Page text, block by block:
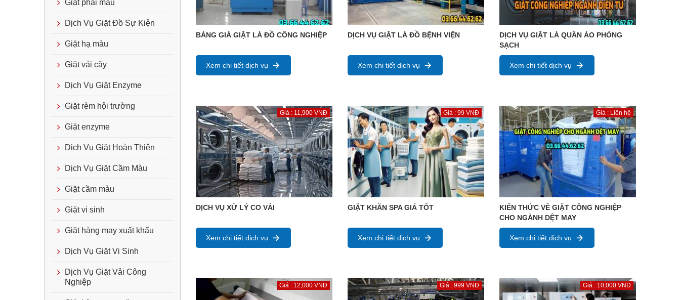
BẢNG GIÁ GIẶT LÀ ĐỒ CÔNG NGHIỆP
Xem chi tiết dịch vụ
DỊCH VỤ GIẶT LÀ ĐỒ BỆNH VIỆN
Xem chi tiết dịch vụ
DỊCH VỤ GIẶT LÀ QUẦN ÁO PHÒNG
SẠCH
Xem chi tiết dịch vụ
Giá : 11,900 VNĐ
DỊCH VỤ XỬ LÝ CO VẢI
Xem chi tiết dịch vụ
Giá : 99 VNĐ
GIẶT KHĂN SPA GIÁ TỐT
Xem chi tiết dịch vụ
Giá : Liên hệ
KIẾN THỨC VỀ GIẶT CÔNG NGHIỆP
CHO NGÀNH DỆT MAY
Xem chi tiết dịch vụ
Giá : 12,000 VNĐ Giá : 999 VNĐ Giá : 10,000 VNĐ
Giặt phai màu
Dịch Vụ Giặt Đồ Sự Kiện
Giặt hạ màu
Giặt vải cây
Dịch Vụ Giặt Enzyme
Giặt rèm hội trường
Giặt enzyme
Dịch Vụ Giặt Hoàn Thiện
Dịch Vụ Giặt Cầm Màu
Giặt cầm màu
Giặt vi sinh
Giặt hàng may xuất khẩu
Dịch Vụ Giặt Vi Sinh
Dịch Vụ Giặt Vải Công
Nghiệp